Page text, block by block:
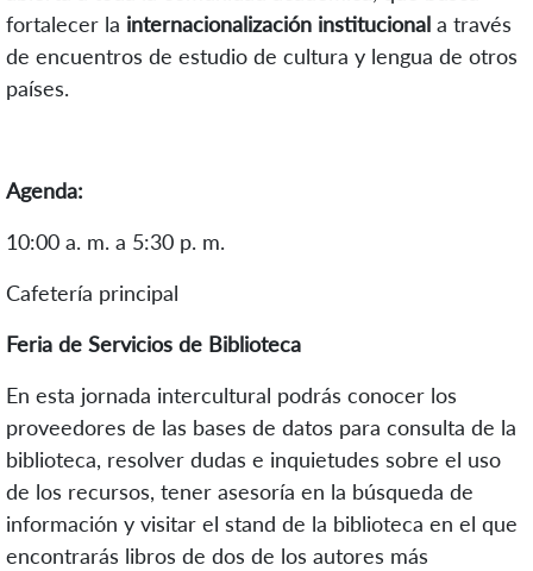
fortalecer la internacionalización institucional a través
de encuentros de estudio de cultura y lengua de otros
países.
Agenda:
10:00 a. m. a 5:30 p. m.
Cafetería principal
Feria de Servicios de Biblioteca
En esta jornada intercultural podrás conocer los
proveedores de las bases de datos para consulta de la
biblioteca, resolver dudas e inquietudes sobre el uso
de los recursos, tener asesoría en la búsqueda de
información y visitar el stand de la biblioteca en el que
encontrarás libros de dos de los autores más